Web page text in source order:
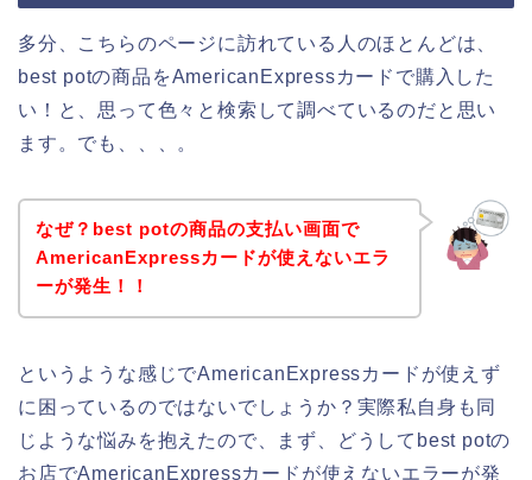
多分、こちらのページに訪れている人のほとんどは、
best potの商品をAmericanExpressカードで購入した
い！と、思って色々と検索して調べているのだと思い
ます。でも、、、。
なぜ？best potの商品の支払い画面で
AmericanExpressカードが使えないエラ
ーが発生！！
というような感じでAmericanExpressカードが使えず
に困っているのではないでしょうか？実際私自身も同
じような悩みを抱えたので、まず、どうしてbest potの
お店でAmericanExpressカードが使えないエラーが発